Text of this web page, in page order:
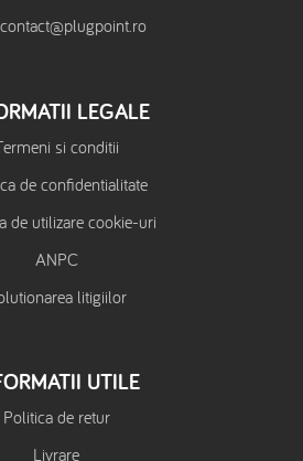
contact@plugpoint.ro
LEGALE
si conditii
de confidentialitate
de utilizare cookie-uri
ANPC
litigiilor
UTILE
Politica de retur
Livrare